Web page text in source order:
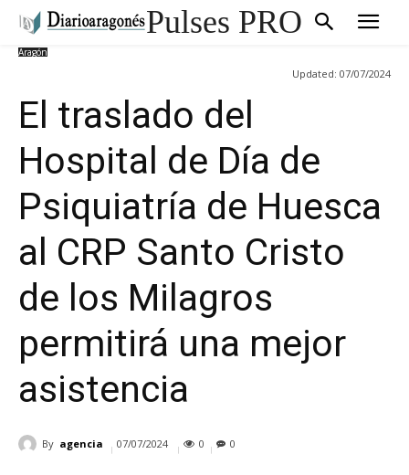
Pulses PRO
Aragón
Updated: 07/07/2024
El traslado del
Hospital de Día de
Psiquiatría de Huesca
al CRP Santo Cristo
de los Milagros
permitirá una mejor
asistencia
By agencia 07/07/2024 0 0